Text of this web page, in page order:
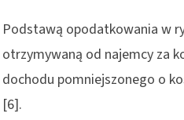
Podstawą opodatkowania w
otrzymywaną od najemcy za
dochodu pomniejszonego o
[6].